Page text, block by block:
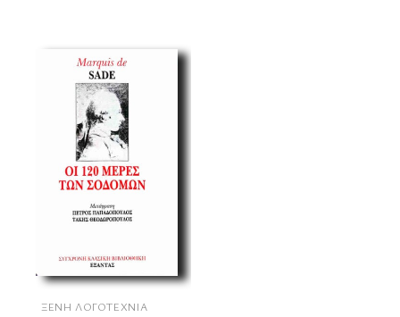
ΞΈΝΗ ΛΟΓΟΤΕΧΝΊΑ